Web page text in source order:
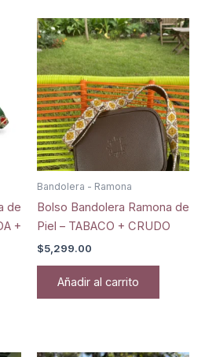
de
+
Bandolera - Ramona
Bolso Bandolera Ramona de
Piel – TABACO + CRUDO
$5,299.00
Añadir al carrito